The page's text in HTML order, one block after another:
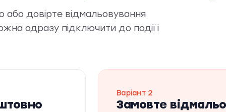
довірте відмальовування
одразу підключити до події і
Варіант 2
Замовте